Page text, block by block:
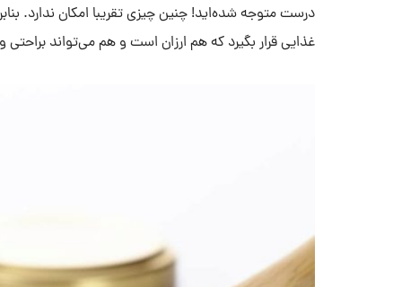
درست متوجه شده‌اید! چنین چیزی تقریبا امکان ندارد.
غذایی قرار بگیرد که هم ارزان است و هم می‌تواند